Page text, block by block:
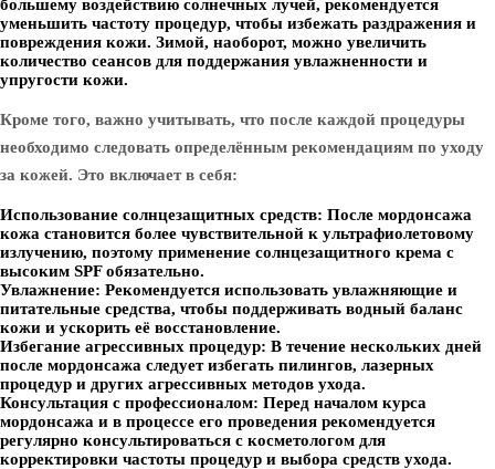
большему воздействию солнечных лучей, рекомендуется
уменьшить частоту процедур, чтобы избежать раздражения и
повреждения кожи. Зимой, наоборот, можно увеличить
количество сеансов для поддержания увлажненности и
упругости кожи.
Кроме того, важно учитывать, что после каждой процедуры
необходимо следовать определённым рекомендациям по уходу
за кожей. Это включает в себя:
Использование солнцезащитных средств: После мордонсажа
кожа становится более чувствительной к ультрафиолетовому
излучению, поэтому применение солнцезащитного крема с
высоким SPF обязательно.
Увлажнение: Рекомендуется использовать увлажняющие и
питательные средства, чтобы поддерживать водный баланс
кожи и ускорить её восстановление.
Избегание агрессивных процедур: В течение нескольких дней
после мордонсажа следует избегать пилингов, лазерных
процедур и других агрессивных методов ухода.
Консультация с профессионалом: Перед началом курса
мордонсажа и в процессе его проведения рекомендуется
регулярно консультироваться с косметологом для
корректировки частоты процедур и выбора средств ухода.